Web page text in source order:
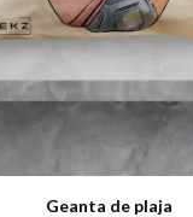
Geanta de plaja